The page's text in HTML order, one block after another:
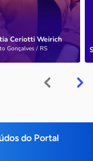
Ceriotti Weirich
Gonçalves / RS
do Portal